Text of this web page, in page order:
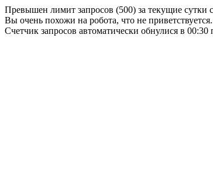
Превышен лимит запросов (500) за текущие сутки
Вы очень похожи на робота, что не
Счетчик запросов автоматически обнулися в